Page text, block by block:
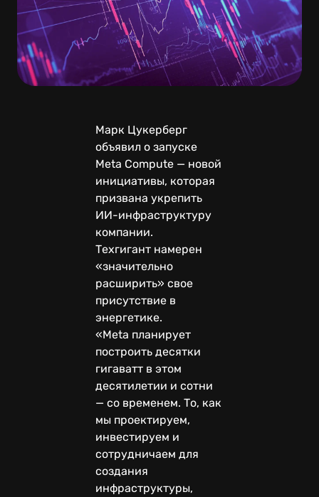
Марк Цукерберг
объявил о запуске
Meta Compute — новой
инициативы, которая
призвана укрепить
ИИ-инфраструктуру
компании.
Техгигант намерен
«значительно
расширить» свое
присутствие в
энергетике.
«Meta планирует
построить десятки
гигаватт в этом
десятилетии и сотни
— со временем. То, как
мы проектируем,
инвестируем и
сотрудничаем для
создания
инфраструктуры,